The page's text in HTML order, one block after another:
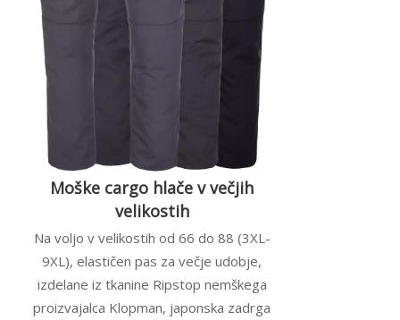
Moške cargo hlače v večjih
velikostih
Na voljo v velikostih od 66 do 88 (3XL-
9XL), elastičen pas za večje udobje,
izdelane iz tkanine Ripstop nemškega
proizvajalca Klopman, japonska zadrga